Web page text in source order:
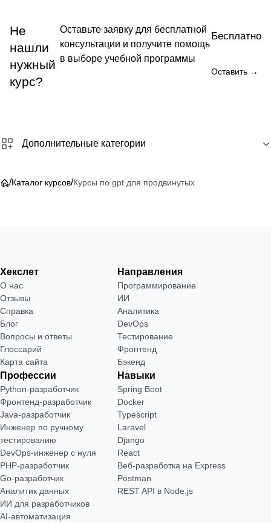
Не
нашли
нужный
курс?
Оставьте заявку для бесплатной
консультации и получите помощь
в выборе учебной программы
Бесплатно
Оставить →
Дополнительные категории
/Каталог курсов/Курсы по gpt для продвинутых
Хекслет
О нас
Отзывы
Справка
Блог
Вопросы и ответы
Глоссарий
Карта сайта
Направления
Программирование
ИИ
Аналитика
DevOps
Тестирование
Фронтенд
Бэкенд
Профессии
Python-разработчик
Фронтенд-разработчик
Java-разработчик
Инженер по ручному
тестированию
DevOps-инженер с нуля
РНР-разработчик
Go-разработчик
Аналитик данных
ИИ для разработчиков
AI-автоматизация
Навыки
Spring Boot
Docker
Typescript
Laravel
Django
React
Веб-разработка на Express
Postman
REST API в Node.js